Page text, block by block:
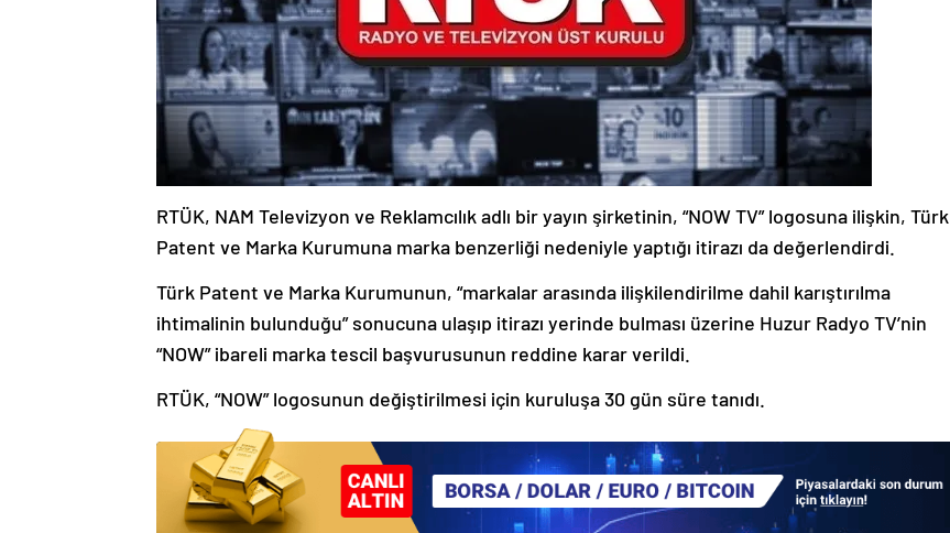
RTÜK, NAM Televizyon ve Reklamcılık adlı bir yayın şirketinin, “NOW TV” logosuna ilişkin, Türk
Patent ve Marka Kurumuna marka benzerliği nedeniyle yaptığı itirazı da değerlendirdi.
Türk Patent ve Marka Kurumunun, “markalar arasında ilişkilendirilme dahil karıştırılma
ihtimalinin bulunduğu” sonucuna ulaşıp itirazı yerinde bulması üzerine Huzur Radyo TV’nin
“NOW” ibareli marka tescil başvurusunun reddine karar verildi.
RTÜK, “NOW” logosunun değiştirilmesi için kuruluşa 30 gün süre tanıdı.